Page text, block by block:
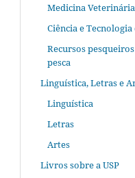
Medicina Veterinária
Ciência e
Recursos
pesca
Linguística, Letras e
Linguística
Letras
Artes
Livros sobre a USP